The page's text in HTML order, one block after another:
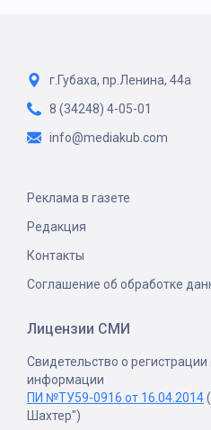
г.Губаха, пр.Ленина, 44а
8 (34248) 4-05-01
info@mediakub.com
Реклама в газете
Редакция
Контакты
Соглашение об обработке
Лицензии СМИ
Свидетельство о
информации
ПИ №ТУ59-0916 от 16.04.2014
Шахтер")